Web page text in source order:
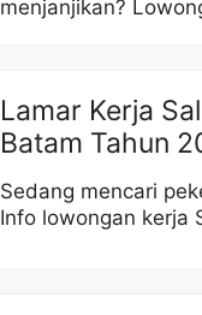
menjanjikan?
Lamar Kerja
Batam Tahun
Sedang mencari
Info lowongan kerja